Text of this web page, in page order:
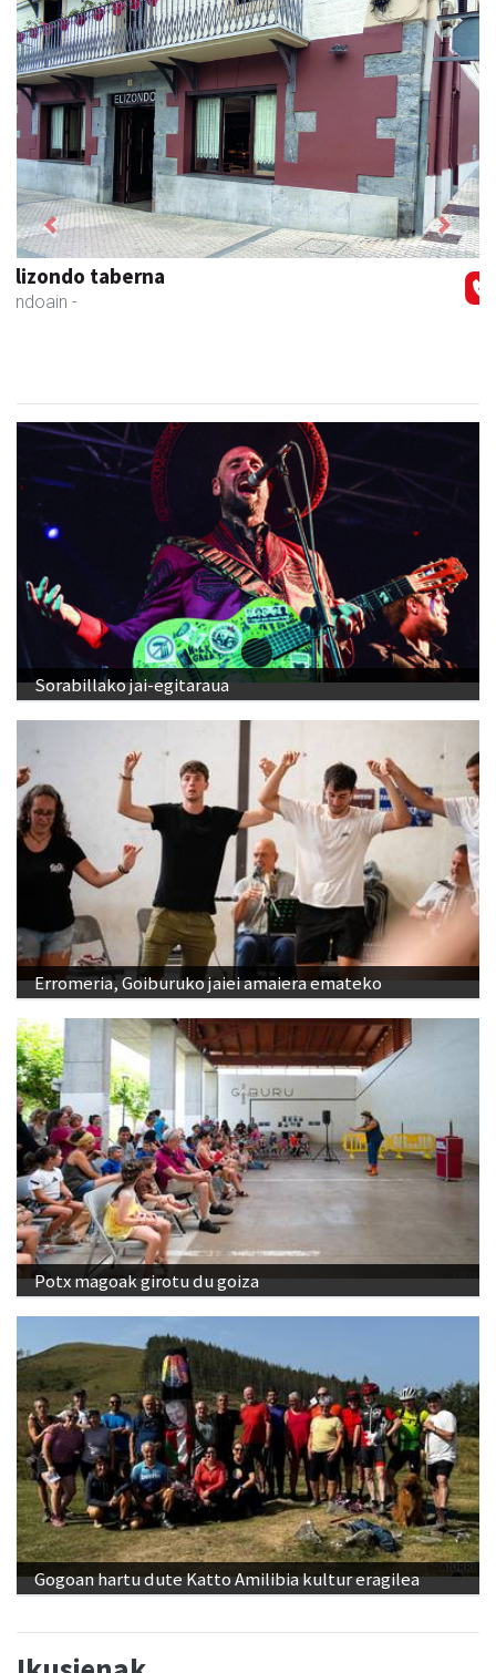
Adats ileapaindegi eta estetika
Andoain
Previous Next
Sorabillako jai-egitaraua
Erromeria, Goiburuko jaiei amaiera emateko
Potx magoak girotu du goiza
Gogoan hartu dute Katto Amilibia kultur eragilea